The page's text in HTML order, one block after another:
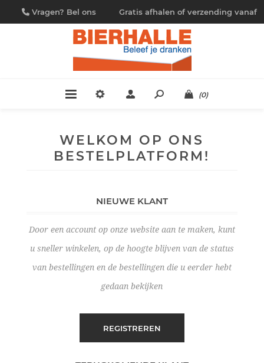
Vragen? Bel ons
09/230.88.44
Gratis afhalen of verzending vanaf
€ 4,95
(0)
WELKOM OP ONS
BESTELPLATFORM!
NIEUWE KLANT
Door een account op onze website aan te maken, kunt
u sneller winkelen, op de hoogte blijven van de status
van bestellingen en de bestellingen die u eerder hebt
gedaan bekijken
REGISTREREN